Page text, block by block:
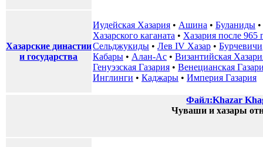
Хазарские династии
и государства
Иудейская Хазария • Ашина • Буланиды •
Хазарского каганата • Хазария после 965
Сельджукиды • Лев IV Хазар • Бурчевичи
Кабары • Алан-Ас • Византийская
Генуэзская Газария • Венецианская
Инглинги • Каджары • Империя Газария
Файл:Khazar
Чуваши и хазары